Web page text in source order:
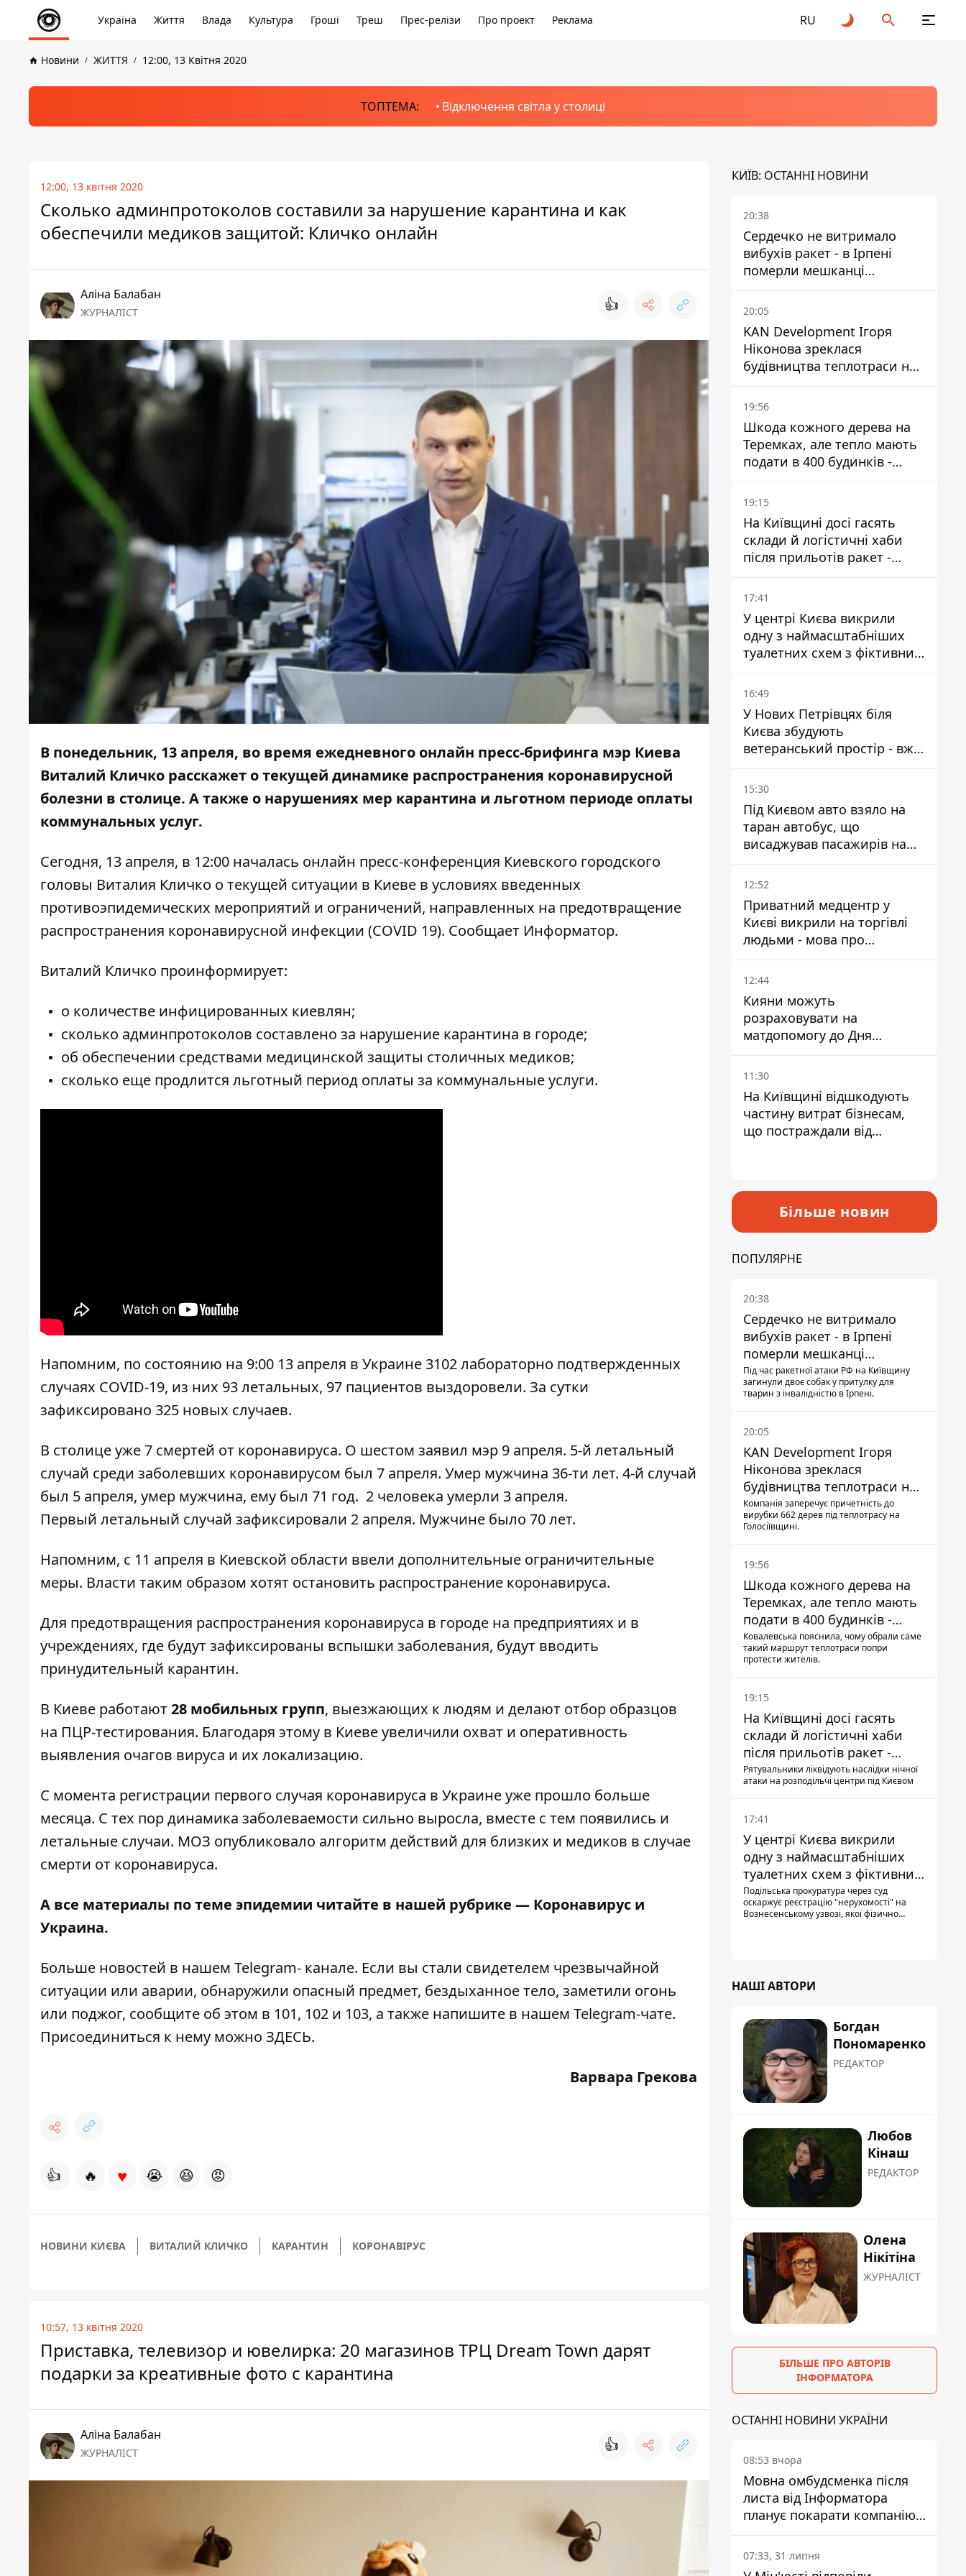
Україна Життя Влада Культура Гроші Треш Прес-релізи Про проект Реклама RU
Новини ЖИТТЯ 12:00, 13 Квітня 2020
ТОПТЕМА: Відключення світла у столиці
12:00, 13 квітня 2020
Сколько админпротоколов составили за нарушение карантина и как
обеспечили медиков защитой: Кличко онлайн
Аліна Балабан
ЖУРНАЛІСТ 👍
В понедельник, 13 апреля, во время ежедневного онлайн пресс-брифинга мэр Киева
Виталий Кличко расскажет о текущей динамике распространения коронавирусной
болезни в столице. А также о нарушениях мер карантина и льготном периоде оплаты
коммунальных услуг.
Сегодня, 13 апреля, в 12:00 началась онлайн пресс-конференция Киевского городского
головы Виталия Кличко о текущей ситуации в Киеве в условиях введенных
противоэпидемических мероприятий и ограничений, направленных на предотвращение
распространения коронавирусной инфекции (COVID 19). Сообщает Информатор.
Виталий Кличко проинформирует:
о количестве инфицированных киевлян;
сколько админпротоколов составлено за нарушение карантина в городе;
об обеспечении средствами медицинской защиты столичных медиков;
сколько еще продлится льготный период оплаты за коммунальные услуги.
Напомним, по состоянию на 9:00 13 апреля в Украине 3102 лабораторно подтвержденных
случаях COVID-19, из них 93 летальных, 97 пациентов выздоровели. За сутки
зафиксировано 325 новых случаев.
В столице уже7 смертей от коронавируса. О шестом заявил мэр 9 апреля. 5-й летальный
случай среди заболевших коронавирусом был 7 апреля. Умер мужчина 36-ти лет. 4-й случай
был 5 апреля, умер мужчина, ему был 71 год. 2 человека умерли 3 апреля.
Первый летальный случай зафиксировали 2 апреля. Мужчине было 70 лет.
Напомним, с 11 апреля в Киевской области ввели дополнительные ограничительные
меры. Власти таким образом хотят остановить распространение коронавируса.
Для предотвращения распространения коронавируса в городе на предприятиях и в
учреждениях, где будут зафиксированы вспышки заболевания, будут вводить
принудительный карантин.
В Киеве работают 28 мобильных групп, выезжающих к людям и делают отбор образцов
на ПЦР-тестирования. Благодаря этому в Киеве увеличили охват и оперативность
выявления очагов вируса и их локализацию.
С момента регистрации первого случая коронавируса в Украине уже прошло больше
месяца. С тех пор динамика заболеваемости сильно выросла, вместе с тем появились и
летальные случаи. МОЗ опубликовало алгоритм действий для близких и медиков в случае
смерти от коронавируса.
А все материалы по теме эпидемии читайте в нашей рубрике — Коронавирус и
Украина.
Больше новостей в нашем Telegram- канале. Если вы стали свидетелем чрезвычайной
ситуации или аварии, обнаружили опасный предмет, бездыханное тело, заметили огонь
или поджог, сообщите об этом в 101, 102 и 103, а также напишите в нашем Telegram-чате.
Присоединиться к нему можно ЗДЕСЬ.
Варвара Грекова
👍 🔥 ♥ 😭 😆 😡
НОВИНИ КИЄВА ВИТАЛИЙ КЛИЧКО КАРАНТИН КОРОНАВІРУС
10:57, 13 квітня 2020
Приставка, телевизор и ювелирка: 20 магазинов ТРЦ Dream Town дарят
подарки за креативные фото с карантина
Аліна Балабан
ЖУРНАЛІСТ 👍
КИЇВ: ОСТАННІ НОВИНИ
20:38
Сердечко не витримало
вибухів ракет - в Ірпені
померли мешканці
притулку для собак з
інвалідністю
20:05
KAN Development Ігоря
Ніконова зреклася
будівництва теплотраси на
Теремках
19:56
Шкода кожного дерева на
Теремках, але тепло мають
подати в 400 будинків -
депутатка Київради
19:15
На Київщині досі гасять
склади й логістичні хаби
після прильотів ракет -
ДСНС
17:41
У центрі Києва викрили
одну з наймасштабніших
туалетних схем з фіктивним
будинком
16:49
У Нових Петрівцях біля
Києва збудують
ветеранський простір - вже
знайшли проєктанта
15:30
Під Києвом авто взяло на
таран автобус, що
висаджував пасажирів на
зупинці - пасажирка в
лікарні
12:52
Приватний медцентр у
Києві викрили на торгівлі
людьми - мова про
сурогатне материнство
12:44
Кияни можуть
розраховувати на
матдопомогу до Дня
незалежності - кому її
дадуть
11:30
На Київщині відшкодують
частину витрат бізнесам,
що постраждали від
Більше новин
ПОПУЛЯРНЕ
20:38
Сердечко не витримало
вибухів ракет - в Ірпені
померли мешканці
притулку для собак з
інвалідністю
Під час ракетної атаки РФ на Київщину
загинули двоє собак у притулку для
тварин з інвалідністю в Ірпені.
20:05
KAN Development Ігоря
Ніконова зреклася
будівництва теплотраси на
Теремках
Компанія заперечує причетність до
вирубки 662 дерев під теплотрасу на
Голосіївщині.
19:56
Шкода кожного дерева на
Теремках, але тепло мають
подати в 400 будинків -
депутатка Київради
Ковалевська пояснила, чому обрали саме
такий маршрут теплотраси попри
протести жителів.
19:15
На Київщині досі гасять
склади й логістичні хаби
після прильотів ракет -
ДСНС
Рятувальники ліквідують наслідки нічної
атаки на розподільчі центри під Києвом
17:41
У центрі Києва викрили
одну з наймасштабніших
туалетних схем з фіктивним
будинком
Подільська прокуратура через суд
оскаржує реєстрацію "нерухомості" на
Вознесенському узвозі, якої фізично
НАШІ АВТОРИ
Богдан
Пономаренко
РЕДАКТОР
Любов
Кінаш
РЕДАКТОР
Олена
Нікітіна
ЖУРНАЛІСТ
БІЛЬШЕ ПРО АВТОРІВ
ІНФОРМАТОРА
ОСТАННІ НОВИНИ УКРАЇНИ
08:53 вчора
Мовна омбудсменка після
листа від Інформатора
планує покарати компанію-
підрядника ПриватБанку
07:33, 31 липня